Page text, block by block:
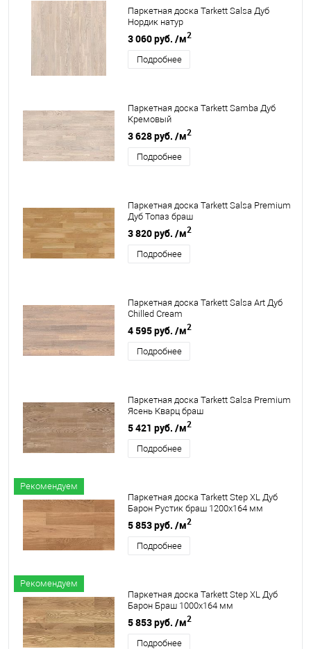
Паркетная доска Tarkett Salsa Дуб
Нордик натур
3 060 руб. /м2
Подробнее
Паркетная доска Tarkett Samba Дуб
Кремовый
3 628 руб. /м2
Подробнее
Паркетная доска Tarkett Salsa Premium
Дуб Топаз браш
3 820 руб. /м2
Подробнее
Паркетная доска Tarkett Salsa Art Дуб
Chilled Cream
4 595 руб. /м2
Подробнее
Паркетная доска Tarkett Salsa Premium
Ясень Кварц браш
5 421 руб. /м2
Подробнее
Рекомендуем
Паркетная доска Tarkett Step XL Дуб
Барон Рустик браш 1200х164 мм
5 853 руб. /м2
Подробнее
Рекомендуем
Паркетная доска Tarkett Step XL Дуб
Барон Браш 1000х164 мм
5 853 руб. /м2
Подробнее